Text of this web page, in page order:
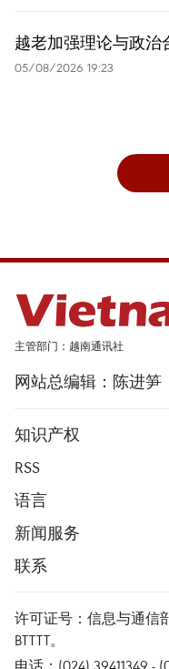
越老加强理论与政治
05/08/2026 19:23
主管部门：越南通讯社
网站总编辑：陈进笋
知识产权
RSS
语言
新闻服务
联系
许可证号：信息与通信
BTTTT。